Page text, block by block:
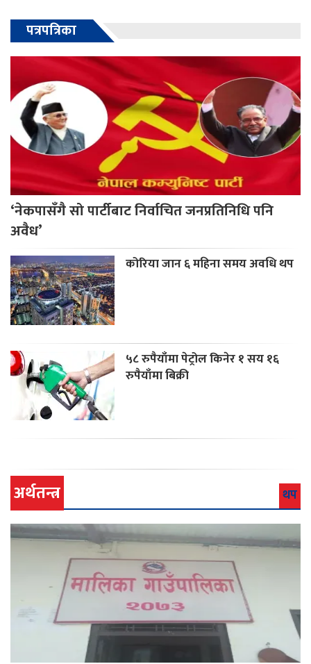
पत्रपत्रिका
‘नेकपासँगै सो पार्टीबाट निर्वाचित जनप्रतिनिधि पनि
अवैध’
कोरिया जान ६ महिना समय अवधि थप
५८ रुपैयाँमा पेट्रोल किनेर १ सय १६
रुपैयाँमा बिक्री
अर्थतन्त्र थप